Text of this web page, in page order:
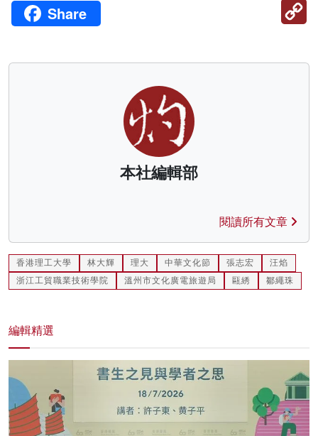
Share
本社編輯部
閱讀所有文章
香港理工大學 林大輝 理大 中華文化節 張志宏
汪焰
浙江工貿職業技術學院
溫州市文化廣電旅遊局 甌綉 鄒繩珠
編輯精選